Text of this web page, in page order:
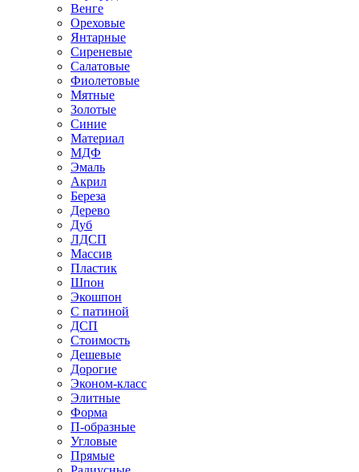
Венге
Ореховые
Янтарные
Сиреневые
Салатовые
Фиолетовые
Мятные
Золотые
Синие
Материал
МДФ
Эмаль
Акрил
Береза
Дерево
Дуб
ЛДСП
Массив
Пластик
Шпон
Экошпон
С патиной
ДСП
Стоимость
Дешевые
Дорогие
Эконом-класс
Элитные
Форма
П-образные
Угловые
Прямые